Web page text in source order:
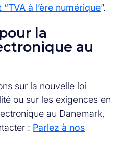
à l’ère numérique“.
la
au
sur la nouvelle loi
ou sur les exigences en
au Danemark,
: Parlez à nos